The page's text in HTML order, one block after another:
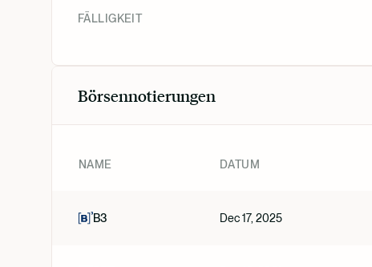
FÄLLIGKEIT
Börsennotierungen
NAME DATUM
B3 Dec 17, 2025